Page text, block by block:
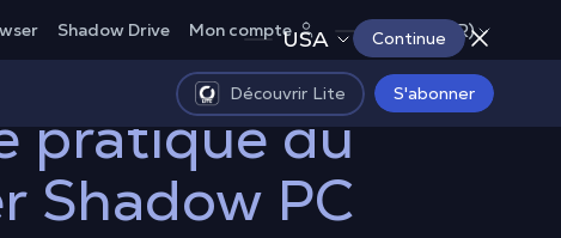
USA Continue
Shadow Drive Mon compte Canada (FR)
Découvrir Lite S'abonner
pratique du
Shadow PC